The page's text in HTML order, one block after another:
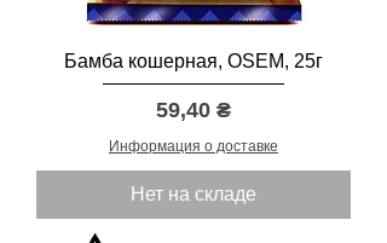
Бамба кошерная, OSEM, 25г
Цена
59,40 ₴
Информация о доставке
Нет на складе